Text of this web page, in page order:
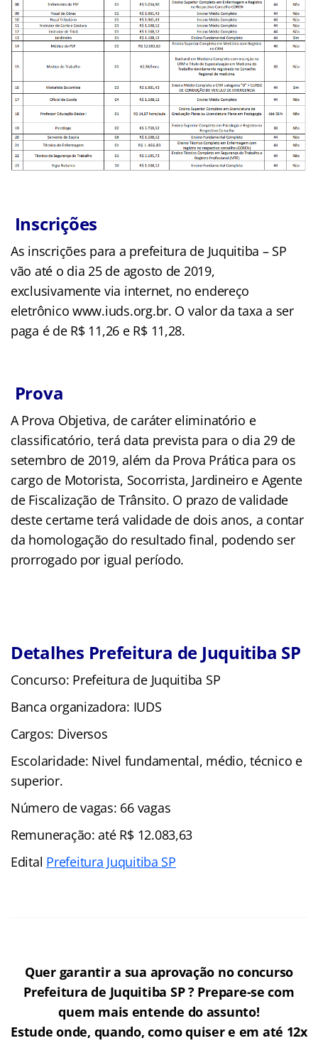
Inscrições
As inscrições para a prefeitura de Juquitiba – SP
vão até o dia 25 de agosto de 2019,
exclusivamente via internet, no endereço
eletrônico www.iuds.org.br. O valor da taxa a ser
paga é de R$ 11,26 e R$ 11,28.
Prova
A Prova Objetiva, de caráter eliminatório e
classificatório, terá data prevista para o dia 29 de
setembro de 2019, além da Prova Prática para os
cargo de Motorista, Socorrista, Jardineiro e Agente
de Fiscalização de Trânsito. O prazo de validade
deste certame terá validade de dois anos, a contar
da homologação do resultado final, podendo ser
prorrogado por igual período.
Detalhes Prefeitura de Juquitiba SP
Concurso: Prefeitura de Juquitiba SP
Banca organizadora: IUDS
Cargos: Diversos
Escolaridade: Nivel fundamental, médio, técnico e
superior.
Número de vagas: 66 vagas
Remuneração: até R$ 12.083,63
Edital Prefeitura Juquitiba SP
Quer garantir a sua aprovação no concurso
Prefeitura de Juquitiba SP ? Prepare-se com
quem mais entende do assunto!
Estude onde, quando, como quiser e em até 12x